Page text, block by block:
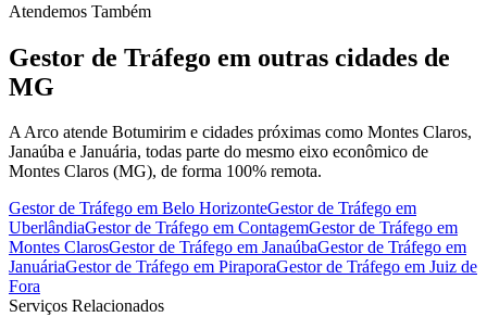
Atendemos Também
Gestor de Tráfego em outras cidades de
MG
A Arco atende Botumirim e cidades próximas como Montes Claros,
Janaúba e Januária, todas parte do mesmo eixo econômico de
Montes Claros (MG), de forma 100% remota.
Gestor de Tráfego em Belo HorizonteGestor de Tráfego em
UberlândiaGestor de Tráfego em ContagemGestor de Tráfego em
Montes ClarosGestor de Tráfego em JanaúbaGestor de Tráfego em
JanuáriaGestor de Tráfego em PiraporaGestor de Tráfego em Juiz de
Fora
Serviços Relacionados